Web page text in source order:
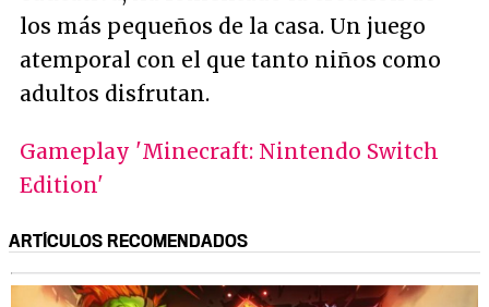
los más pequeños de la casa. Un juego
atemporal con el que tanto niños como
adultos disfrutan.
Gameplay 'Minecraft: Nintendo Switch
Edition'
ARTÍCULOS RECOMENDADOS